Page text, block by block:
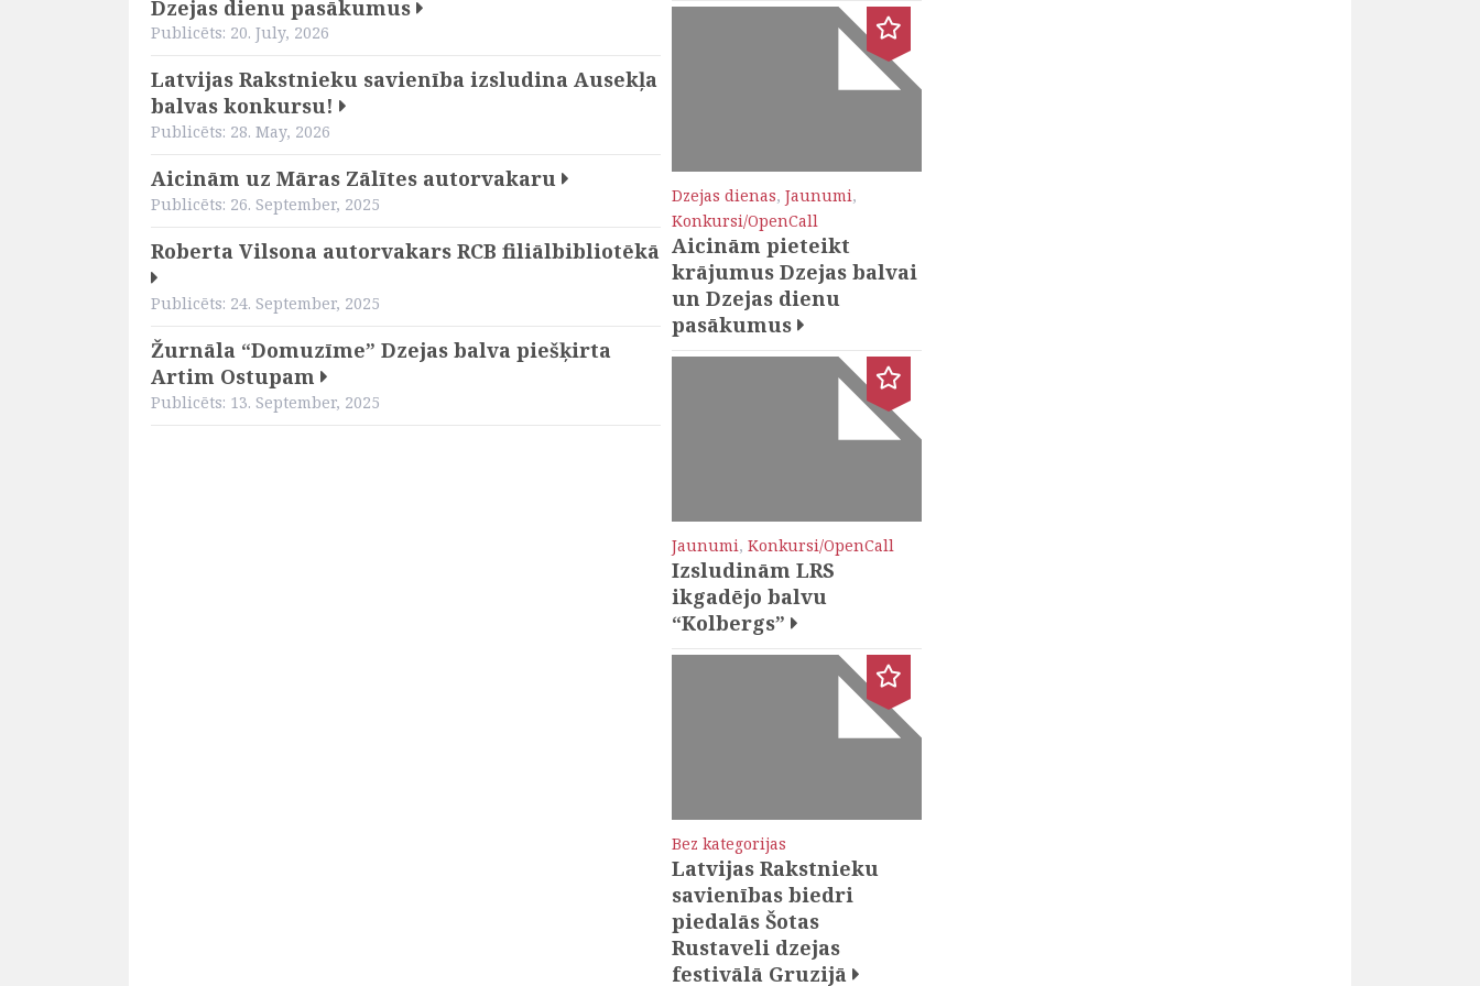
Dzejas dienu pasākumus
Publicēts: 20. July, 2026
Latvijas Rakstnieku savienība izsludina Ausekļa
balvas konkursu!
Publicēts: 28. May, 2026
Aicinām uz Māras Zālītes autorvakaru
Publicēts: 26. September, 2025
Roberta Vilsona autorvakars RCB filiālbibliotēkā
Publicēts: 24. September, 2025
Žurnāla “Domuzīme” Dzejas balva piešķirta
Artim Ostupam
Publicēts: 13. September, 2025
Dzejas dienas,Jaunumi,
Konkursi/OpenCall
Aicinām pieteikt
krājumus Dzejas balvai
un Dzejas dienu
pasākumus
Jaunumi,Konkursi/OpenCall
Izsludinām LRS
ikgadējo balvu
“Kolbergs”
Bez kategorijas
Latvijas Rakstnieku
savienības biedri
piedalās Šotas
Rustaveli dzejas
festivālā Gruzijā